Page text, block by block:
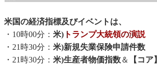
米国の経済指標及びイベントは、
・10時00分： 米) トランプ大統領の演説
・21時30分： 米)新規失業保険申請件数
・21時30分： 米)生産者物価指数＆
【コア】